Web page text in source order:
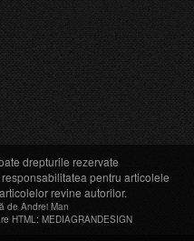
drepturile rezervate
pentru articolele
revine autorilor.
de Andrei Man
HTML : MEDIAGRANDESIGN